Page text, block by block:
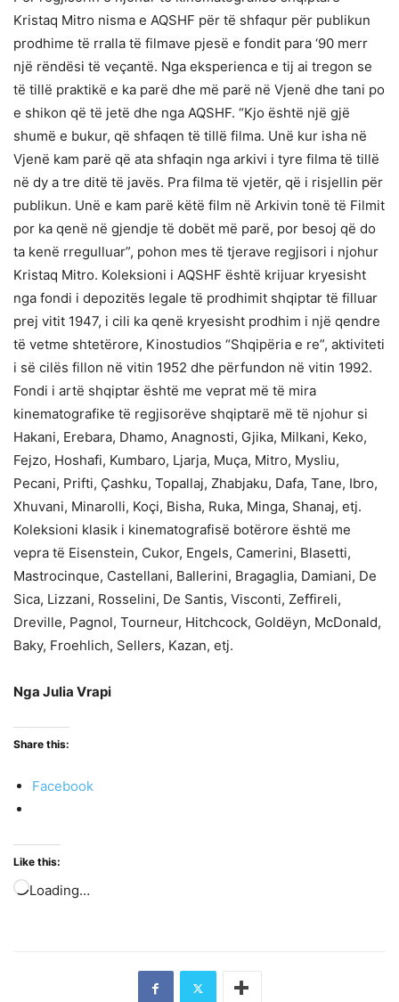
Kristaq Mitro nisma e AQSHF për të shfaqur për publikun
prodhime të rralla të filmave pjesë e fondit para ‘90 merr
një rëndësi të veçantë. Nga eksperienca e tij ai tregon se
të tillë praktikë e ka parë dhe më parë në Vjenë dhe tani po
e shikon që të jetë dhe nga AQSHF. “Kjo është një gjë
shumë e bukur, që shfaqen të tillë filma. Unë kur isha në
Vjenë kam parë që ata shfaqin nga arkivi i tyre filma të tillë
në dy a tre ditë të javës. Pra filma të vjetër, që i risjellin për
publikun. Unë e kam parë këtë film në Arkivin tonë të Filmit
por ka qenë në gjendje të dobët më parë, por besoj që do
ta kenë rregulluar”, pohon mes të tjerave regjisori i njohur
Kristaq Mitro. Koleksioni i AQSHF është krijuar kryesisht
nga fondi i depozitës legale të prodhimit shqiptar të filluar
prej vitit 1947, i cili ka qenë kryesisht prodhim i një qendre
të vetme shtetërore, Kinostudios “Shqipëria e re”, aktiviteti
i së cilës fillon në vitin 1952 dhe përfundon në vitin 1992.
Fondi i artë shqiptar është me veprat më të mira
kinematografike të regjisorëve shqiptarë më të njohur si
Hakani, Erebara, Dhamo, Anagnosti, Gjika, Milkani, Keko,
Fejzo, Hoshafi, Kumbaro, Ljarja, Muça, Mitro, Mysliu,
Pecani, Prifti, Çashku, Topallaj, Zhabjaku, Dafa, Tane, Ibro,
Xhuvani, Minarolli, Koçi, Bisha, Ruka, Minga, Shanaj, etj.
Koleksioni klasik i kinematografisë botërore është me
vepra të Eisenstein, Cukor, Engels, Camerini, Blasetti,
Mastrocinque, Castellani, Ballerini, Bragaglia, Damiani, De
Sica, Lizzani, Rosselini, De Santis, Visconti, Zeffireli,
Dreville, Pagnol, Tourneur, Hitchcock, Goldëyn, McDonald,
Baky, Froehlich, Sellers, Kazan, etj.
Nga Julia Vrapi
Share this:
Facebook
Like this:
Loading…